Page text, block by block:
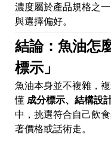
濃度屬於產品規格之
與選擇偏好。
結論：魚油怎
標示」
魚油本身並不複雜，
懂 成分標示、結構設
中，挑選符合自己飲
著價格或話術走。